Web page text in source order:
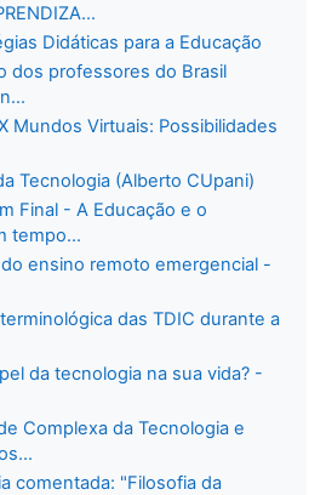
Didáticas para a Educação
dos professores do Brasil
Mundos Virtuais: Possibilidades
Tecnologia (Alberto CUpani)
Final - A Educação e o
tempo...
ensino remoto emergencial -
das TDIC durante a
da tecnologia na sua vida? -
Complexa da Tecnologia e
comentada: "Filosofia da